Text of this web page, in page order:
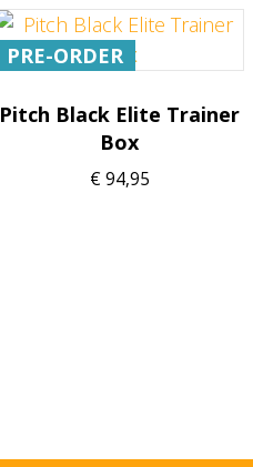
PRE-ORDER
Pitch Black Elite Trainer
Box
€ 94,95